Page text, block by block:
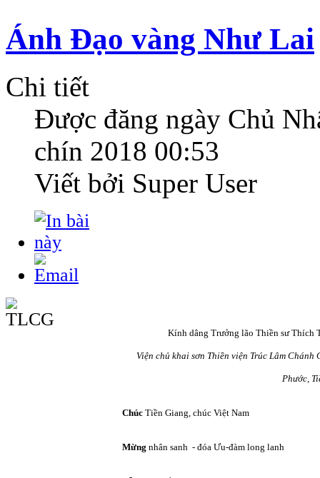
Ánh Đạo vàng Như Lai
Chi tiết
Được đăng ngày Chủ
chín 2018 00:53
Viết bởi Super User
Kính dâng Trưởng lão Thiền sư Thích
Viện chủ khai sơn Thiền viện Trúc Lâm Chánh
Phước,
Chúc Tiền Giang, chúc Việt Nam
Mừng nhân sanh - đóa Ưu-đàm long lanh